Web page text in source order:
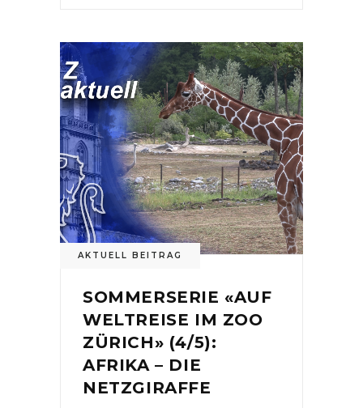
AKTUELL BEITRAG
SOMMERSERIE «AUF
WELTREISE IM ZOO
ZÜRICH» (4/5):
AFRIKA – DIE
NETZGIRAFFE